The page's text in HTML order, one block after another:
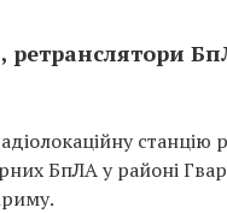
станцію
БпЛА у районі